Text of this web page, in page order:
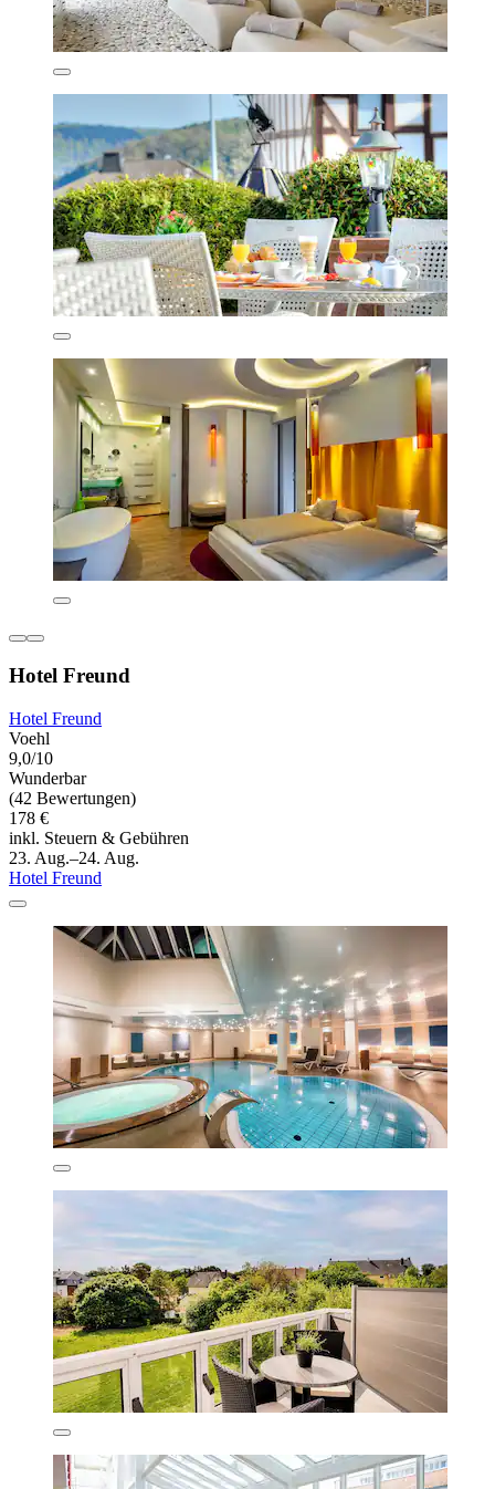
Hotel Freund
Hotel Freund
Voehl
9,0/10
Wunderbar
(42 Bewertungen)
178 €
inkl. Steuern & Gebühren
23. Aug.–24. Aug.
Hotel Freund